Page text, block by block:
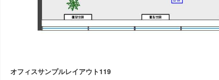
オフィスサンプルレイアウト119